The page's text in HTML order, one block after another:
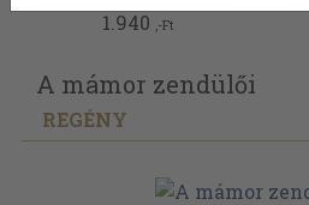
1.940 ,-Ft
A mámor zendülői
REGÉNY